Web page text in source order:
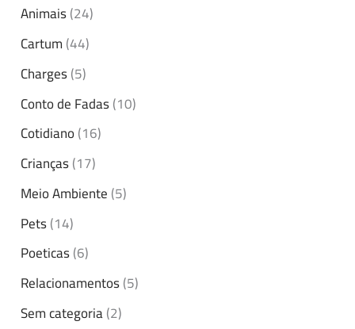
Animais(24)
Cartum(44)
Charges(5)
Conto de Fadas(10)
Cotidiano(16)
Crianças(17)
Meio Ambiente(5)
Pets(14)
Poeticas(6)
Relacionamentos(5)
Sem categoria(2)